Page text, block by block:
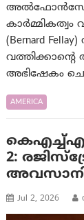
അൽഫോൻസോ ദേ
(Bernard
അഭിഷേകം
AMERICA
2:
Jul 2, 2026